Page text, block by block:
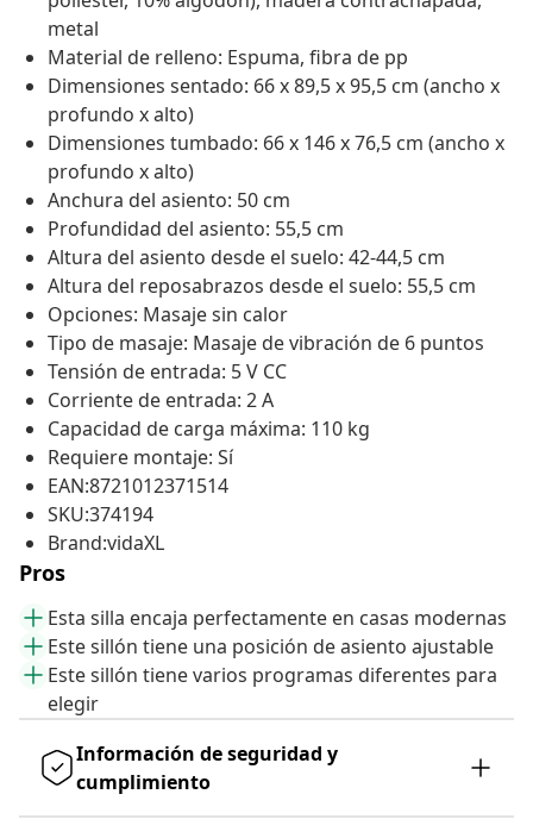
metal
Material de relleno: Espuma, fibra de pp
Dimensiones sentado: 66 x 89,5 x 95,5 cm (ancho x
profundo x alto)
Dimensiones tumbado: 66 x 146 x 76,5 cm (ancho x
profundo x alto)
Anchura del asiento: 50 cm
Profundidad del asiento: 55,5 cm
Altura del asiento desde el suelo: 42-44,5 cm
Altura del reposabrazos desde el suelo: 55,5 cm
Opciones: Masaje sin calor
Tipo de masaje: Masaje de vibración de 6 puntos
Tensión de entrada: 5 V CC
Corriente de entrada: 2 A
Capacidad de carga máxima: 110 kg
Requiere montaje: Sí
EAN:8721012371514
SKU:374194
Brand:vidaXL
Pros
Esta silla encaja perfectamente en casas modernas
Este sillón tiene una posición de asiento ajustable
Este sillón tiene varios programas diferentes para
elegir
Información de seguridad y
cumplimiento